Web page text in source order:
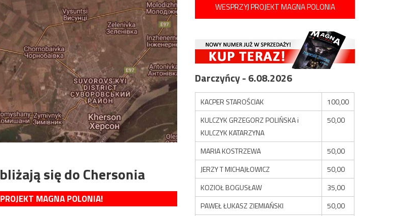
się do Chersonia
MAGNA POLONIA!
WESPRZYJ PROJEKT MAGNA POLONIA
Darczyńcy - 6.08.2026
KACPER STAROŚCIAK
100,00
KULCZYK GRZEGORZ POLIŃSKA i
KULCZYK KATARZYNA
50,00
MARIA KOSTRZEWA
50,00
JERZY T MICHAJŁOWICZ
50,00
KOZIOŁ BOGUSŁAW
35,00
PAWEŁ ŁUKASZ ZIEMIAŃSKI
50,00